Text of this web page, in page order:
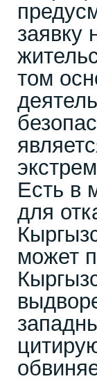
заявку
том
Есть в
для
может